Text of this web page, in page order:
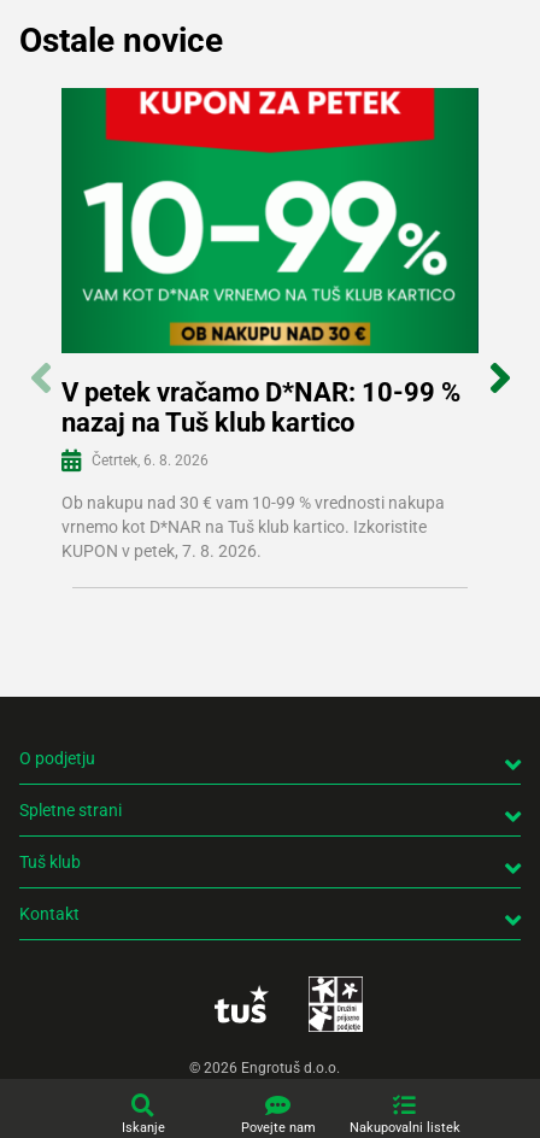
Iskanje Povejte nam Nakupovalni listek
Ostale novice
Več informacij
V petek vračamo D*NAR: 10-99 %
nazaj na Tuš klub kartico
Četrtek, 6. 8. 2026
Ob nakupu nad 30 € vam 10-99 % vrednosti nakupa
vrnemo kot D*NAR na Tuš klub kartico. Izkoristite
KUPON v petek, 7. 8. 2026.
O podjetju
Spletne strani
Tuš klub
Kontakt
© 2026 Engrotuš d.o.o.
Pravno obvestilo
Politika zasebnosti
Piškotki
Produkcija:Creatim